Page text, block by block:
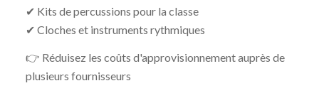
✔ Kits de percussions pour la classe
✔ Cloches et instruments rythmiques
👉 Réduisez les coûts d'approvisionnement auprès de
plusieurs fournisseurs